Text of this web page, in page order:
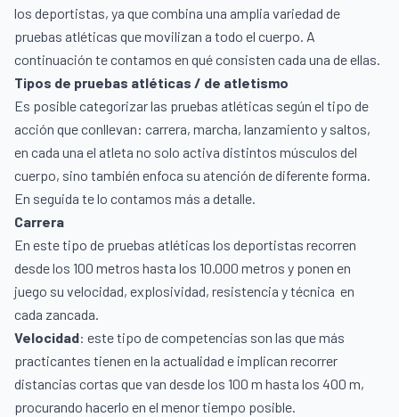
los deportistas, ya que combina una amplia variedad de
pruebas atléticas que movilizan a todo el cuerpo. A
continuación te contamos en qué consisten cada una de ellas.
Tipos de pruebas atléticas / de atletismo
Es posible categorizar las pruebas atléticas según el tipo de
acción que conllevan: carrera, marcha, lanzamiento y saltos,
en cada una el atleta no solo activa distintos músculos del
cuerpo, sino también enfoca su atención de diferente forma.
En seguida te lo contamos más a detalle.
Carrera
En este tipo de pruebas atléticas los deportistas recorren
desde los 100 metros hasta los 10.000 metros y ponen en
juego su velocidad, explosividad, resistencia y técnica en
cada zancada.
Velocidad: este tipo de competencias son las que más
practicantes tienen en la actualidad e implican recorrer
distancias cortas que van desde los 100 m hasta los 400 m,
procurando hacerlo en el menor tiempo posible.